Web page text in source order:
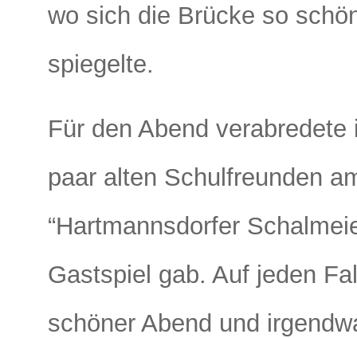
wo sich die Brücke so
spiegelte.
Für den Abend
paar alten Schulfreunden
“Hartmannsdorfer
Gastspiel gab. Auf jeden
schöner Abend und